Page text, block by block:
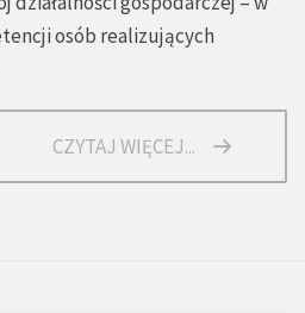
osób realizujących
CZYTAJ WIĘCEJ...